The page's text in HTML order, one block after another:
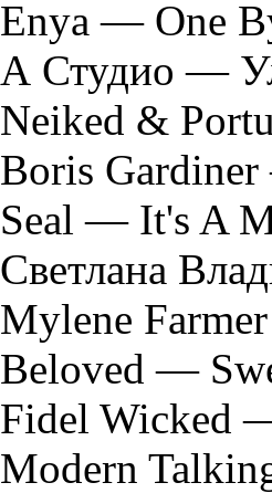
Enya — One
А Студио —
Neiked &
Boris Gardiner
Seal — It's A
Светлана
Mylene Farmer
Beloved —
Fidel Wicked
Modern